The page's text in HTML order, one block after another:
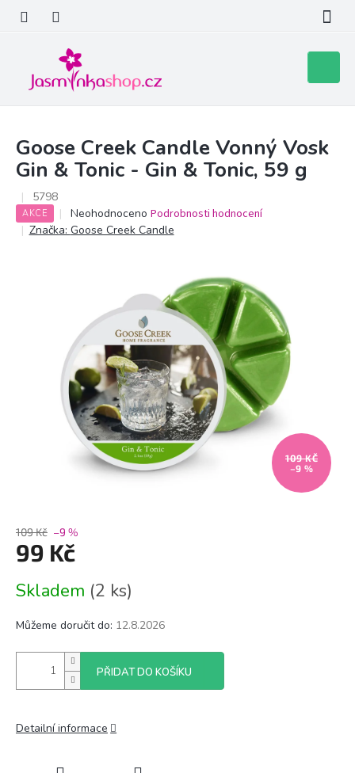
obsah
košík
Goose Creek Candle Vonný Vosk
Gin & Tonic - Gin & Tonic, 59 g
5798
AKCE
Průměrné
hodnocení
hvězdiček.
Neohodnoceno Podrobnosti hodnocení
Značka: Goose Creek Candle
109 KČ
–9 %
109 Kč –9 %
99 Kč
cena:
Skladem (2 ks)
Můžeme doručit do: 12.8.2026
PŘIDAT DO KOŠÍKU
Detailní informace